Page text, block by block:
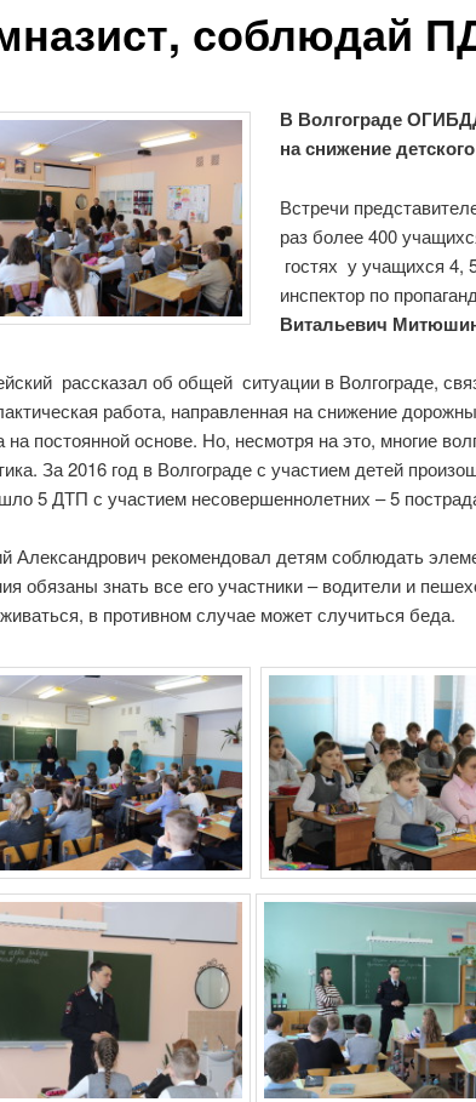
соблюдай
В Волгограде
на снижение
Встречи
раз более 400
гостях у учащихся
инспектор по
Витальевич
рассказал об общей ситуации в Волгограде,
работа, направленная на снижение
на постоянной основе. Но, несмотря на это, многие
За 2016 год в Волгограде с участием детей
5 ДТП с участием несовершеннолетних – 5
Александрович рекомендовал детям соблюдать
обязаны знать все его участники – водители и
в противном случае может случиться беда.